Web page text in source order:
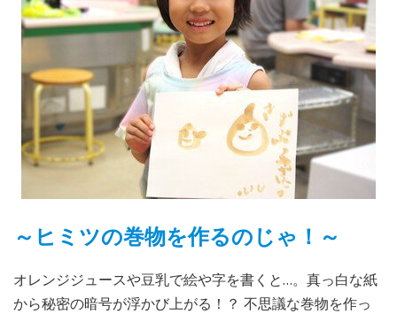
～ヒミツの巻物を作るのじゃ！～
オレンジジュースや豆乳で絵や字を書くと…。真っ白な紙
から秘密の暗号が浮かび上がる！？ 不思議な巻物を作っ